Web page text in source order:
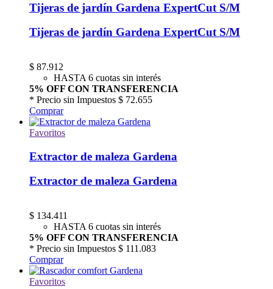
Tijeras de jardín Gardena ExpertCut S/M
Tijeras de jardín Gardena ExpertCut S/M
$ 87.912
HASTA 6 cuotas sin interés
5% OFF CON TRANSFERENCIA
* Precio sin Impuestos $ 72.655
Comprar
Favoritos
Extractor de maleza Gardena
Extractor de maleza Gardena
$ 134.411
HASTA 6 cuotas sin interés
5% OFF CON TRANSFERENCIA
* Precio sin Impuestos $ 111.083
Comprar
Favoritos